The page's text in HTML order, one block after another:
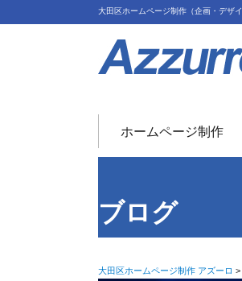
大田区ホームページ制作（企画・デザ
ホームページ制作
ブログ
大田区ホームページ制作 アズーロ >